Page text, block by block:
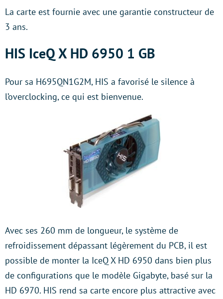
La carte est fournie avec une garantie constructeur de
3 ans.
HIS IceQ X HD 6950 1 GB
Pour sa H695QN1G2M, HIS a favorisé le silence à
l’overclocking, ce qui est bienvenue.
Avec ses 260 mm de longueur, le système de
refroidissement dépassant légèrement du PCB, il est
possible de monter la IceQ X HD 6950 dans bien plus
de configurations que le modèle Gigabyte, basé sur la
HD 6970. HIS rend sa carte encore plus attractive avec